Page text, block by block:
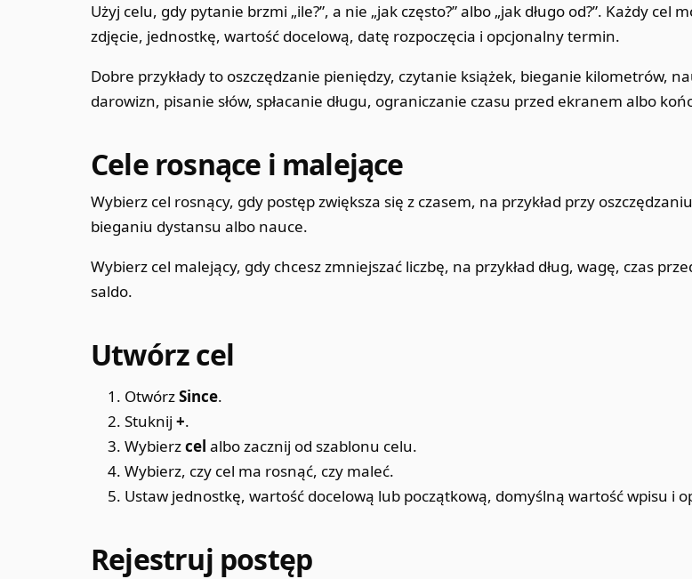
Użyj celu, gdy pytanie brzmi „ile?”, a nie „jak często?” albo „jak długo od?”. Każdy cel
zdjęcie, jednostkę, wartość docelową, datę rozpoczęcia i opcjonalny termin.
Dobre przykłady to oszczędzanie pieniędzy, czytanie książek, bieganie kilometrów,
darowizn, pisanie słów, spłacanie długu, ograniczanie czasu przed ekranem albo
Cele rosnące i malejące
Wybierz cel rosnący, gdy postęp zwiększa się z czasem, na przykład przy
bieganiu dystansu albo nauce.
Wybierz cel malejący, gdy chcesz zmniejszać liczbę, na przykład dług, wagę, czas
saldo.
Utwórz cel
OtwórzSince.
Stuknij+.
Wybierzcel albo zacznij od szablonu celu.
Wybierz, czy cel ma rosnąć, czy maleć.
Ustaw jednostkę, wartość docelową lub początkową, domyślną wartość wpisu i
Rejestruj postęp